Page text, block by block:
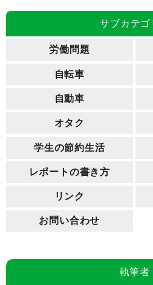
サブカテゴ
労働問題
自転車
自動車
オタク
学生の節約生活
レポートの書き方
リンク
お問い合わせ
執筆者